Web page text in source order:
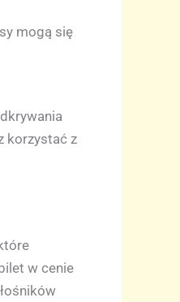
mogą się
korzystać z
w cenie